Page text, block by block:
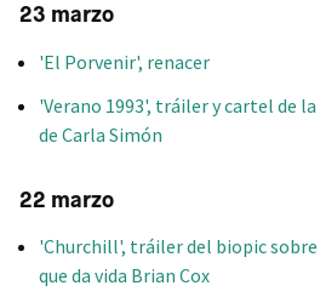
23 marzo
'El Porvenir', renacer
'Verano 1993', tráiler y cartel de
de Carla Simón
22 marzo
'Churchill', tráiler del biopic
que da vida Brian Cox